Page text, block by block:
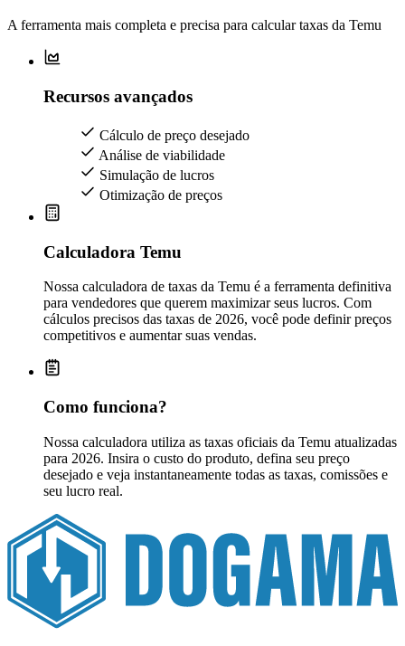
A ferramenta mais completa e precisa para calcular taxas da Temu
Recursos avançados
Cálculo de preço desejado
Análise de viabilidade
Simulação de lucros
Otimização de preços
Calculadora Temu
Nossa calculadora de taxas da Temu é a ferramenta definitiva
para vendedores que querem maximizar seus lucros. Com
cálculos precisos das taxas de 2026, você pode definir preços
competitivos e aumentar suas vendas.
Como funciona?
Nossa calculadora utiliza as taxas oficiais da Temu atualizadas
para 2026. Insira o custo do produto, defina seu preço
desejado e veja instantaneamente todas as taxas, comissões e
seu lucro real.